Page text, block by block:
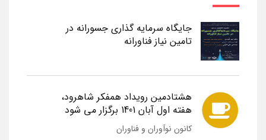
جایگاه سرمایه گذاری جسورانه در
تامین نیاز فناورانه
هشتادمین رویداد همفکر شاهرود،
هفته اول آبان 1401 برگزار می شود
کانون نوآوران و فناوران